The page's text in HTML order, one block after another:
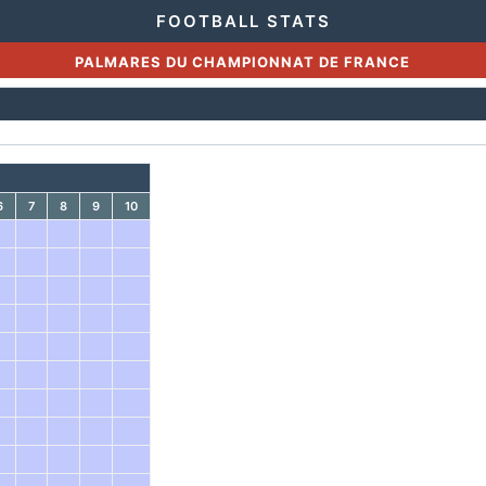
FOOTBALL STATS
PALMARES DU CHAMPIONNAT DE FRANCE
7 8 9 10